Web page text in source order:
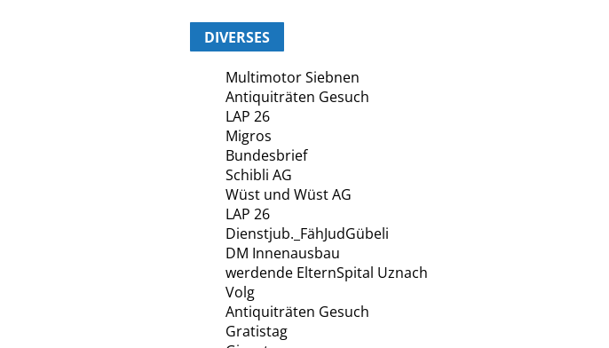
DIVERSES
Multimotor Siebnen
Antiquiträten Gesuch
LAP 26
Migros
Bundesbrief
Schibli AG
Wüst und Wüst AG
LAP 26
Dienstjub._FähJudGübeli
DM Innenausbau
werdende ElternSpital Uznach
Volg
Antiquiträten Gesuch
Gratistag